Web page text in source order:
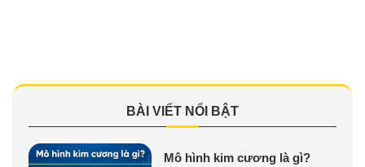
BÀI VIẾT NỔI BẬT
Mô hình kim cương là gì?